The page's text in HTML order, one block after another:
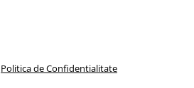
Politica de Confidentialitate